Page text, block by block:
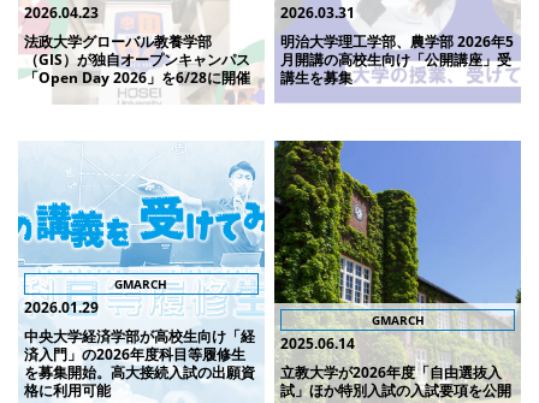
2026.04.23
法政大学グローバル教養学部
（GIS）が独自オープンキャンパス
「Open Day 2026」を6/28に開催
2026.03.31
明治大学理工学部、農学部 2026年5
月開講の高校生向け「公開講座」受
講生を募集
GMARCH
2026.01.29
中央大学経済学部が高校生向け「経
済入門」の2026年度科目等履修生
を募集開始。高大接続入試の出願資
格に利用可能
GMARCH
2025.06.14
立教大学が2026年度「自由選抜入
試」ほか特別入試の入試要項を公開